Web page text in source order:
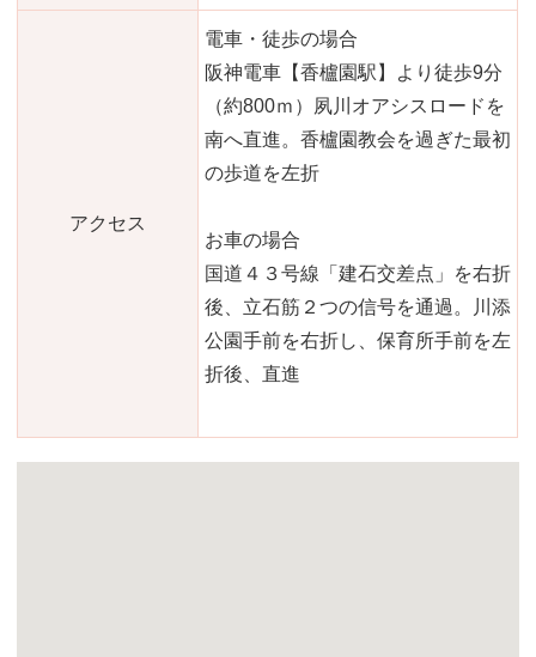
アクセス
電車・徒歩の場合
阪神電車【香櫨園駅】より徒歩9分
（約800ｍ）夙川オアシスロードを
南へ直進。香櫨園教会を過ぎた最初
の歩道を左折
お車の場合
国道４３号線「建石交差点」を右折
後、立石筋２つの信号を通過。川添
公園手前を右折し、保育所手前を左
折後、直進